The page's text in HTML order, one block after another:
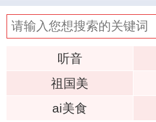
听音
祖国美
ai美食